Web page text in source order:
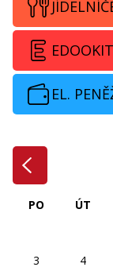
EDOOKIT
EL.
PO ÚT
3
4